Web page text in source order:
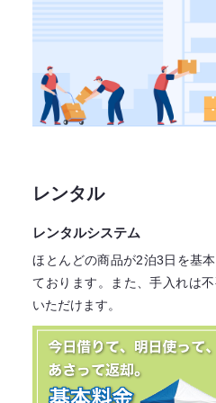
レンタル
レンタルシステム
ほとんどの商品が2泊3日を基
ております。
また、手入れは不
いただけます。